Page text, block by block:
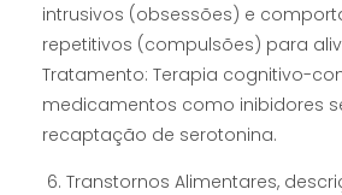
intrusivos (obsessões) e
repetitivos (compulsões) para
Tratamento: Terapia cognitivo-
medicamentos como inibidores
recaptação de serotonina.
6. Transtornos Alimentares,